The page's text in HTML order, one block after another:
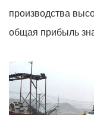
производства
общая прибыль